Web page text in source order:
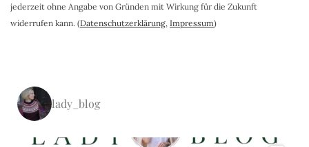
jederzeit ohne Angabe von Gründen mit Wirkung für die Zukunft
widerrufen kann. (Datenschutzerklärung, Impressum)
lady_blog